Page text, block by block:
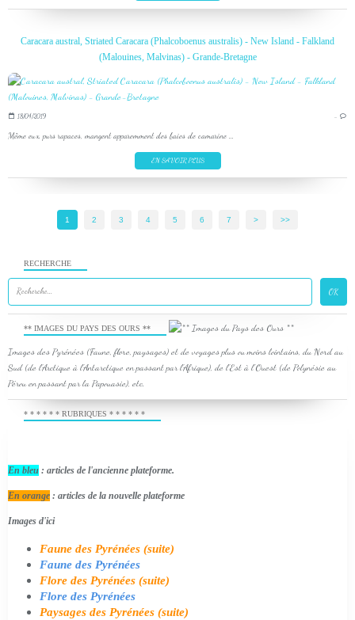
Caracara austral, Striated Caracara (Phalcoboenus australis) - New Island - Falkland
(Malouines, Malvinas) - Grande-Bretagne
18/04/2019 …
Même eux, purs rapaces, mangent apparemment des baies de camarine ...
EN SAVOIR PLUS
1 2 3 4 5 6 7 > >>
RECHERCHE
** IMAGES DU PAYS DES OURS **
Images des Pyrénées (Faune, flore, paysages) et de voyages plus ou moins lointains, du Nord au
Sud (de l'Arctique à l'Antarctique en passant par l'Afrique), de l'Est à l'Ouest (de Polynésie au
Pérou en passant par la Papouasie), etc.
* * * * * * RUBRIQUES * * * * * *
En bleu : articles de l'ancienne plateforme.
En orange : articles de la nouvelle plateforme
Images d'ici
Faune des Pyrénées (suite)
Faune des Pyrénées
Flore des Pyrénées (suite)
Flore des Pyrénées
Paysages des Pyrénées (suite)